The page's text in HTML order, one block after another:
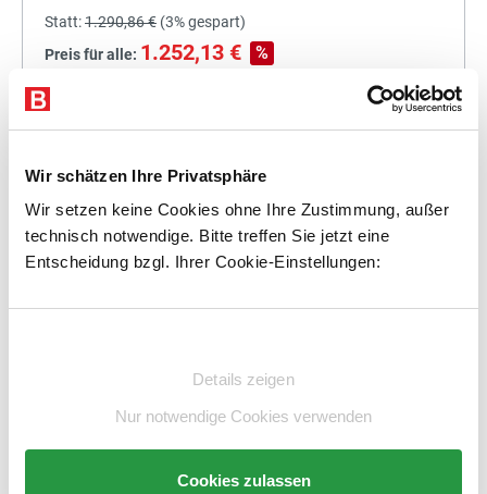
Wir schätzen Ihre Privatsphäre
Wir setzen keine Cookies ohne Ihre Zustimmung, außer
technisch notwendige. Bitte treffen Sie jetzt eine
Entscheidung bzgl. Ihrer Cookie-Einstellungen:
Details zeigen
Nur notwendige Cookies verwenden
Cookies zulassen
Statt:1.290,86 € (3%gespart)
Preis für alle: 1.252,13 € %
+
1.420,08 € %
Details In den Warenkorb